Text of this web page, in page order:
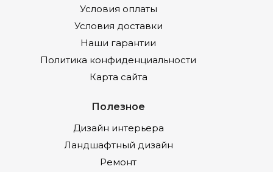
Условия оплаты
Условия доставки
Наши гарантии
Политика конфиденциальности
Карта сайта
Полезное
Дизайн интерьера
Ландшафтный дизайн
Ремонт